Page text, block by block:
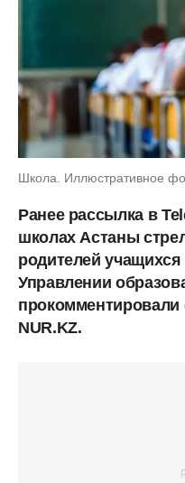
Школа. Иллюстративное
Ранее рассылка в
школах Астаны
родителей
Управлении
прокомментировали
NUR.KZ.